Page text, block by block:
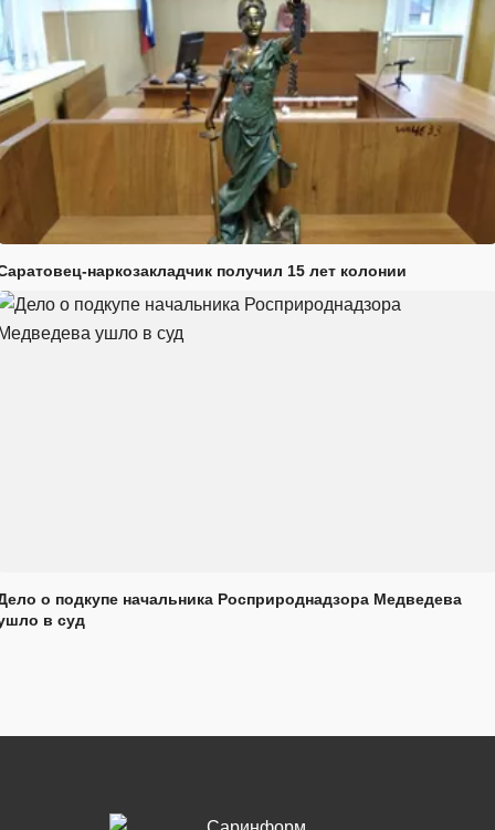
наркозакладчик получил 15 лет колонии
о подкупе начальника Росприроднадзора Медведева
в суд